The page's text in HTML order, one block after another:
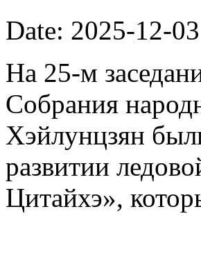
Date: 2025-12-03
На 25-м
Собрания
Хэйлунцзян
развитии
Цитайхэ»,